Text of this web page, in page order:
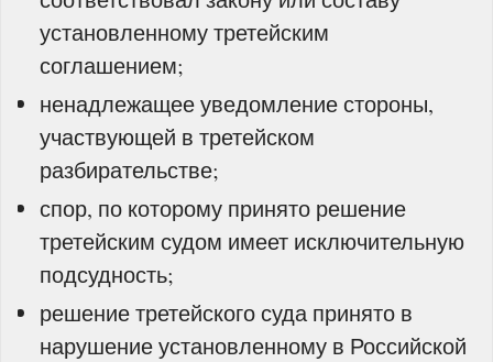
установленному третейским
соглашением;
ненадлежащее уведомление стороны,
участвующей в третейском
разбирательстве;
спор, по которому принято решение
третейским судом имеет исключительную
подсудность;
решение третейского суда принято в
нарушение установленному в Российской